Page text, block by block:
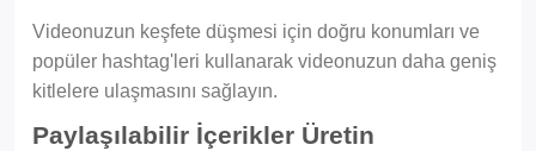
Videonuzun keşfete düşmesi için doğru konumları ve
popüler hashtag'leri kullanarak videonuzun daha geniş
kitlelere ulaşmasını sağlayın.
Paylaşılabilir İçerikler Üretin